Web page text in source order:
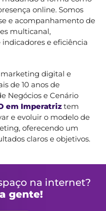
online. Somos
e acompanhamento de
multicanal,
e eficiência
marketing digital e
de 10 anos de
Negócios e Cenário
em Imperatriz tem
e evoluir o modelo de
oferecendo um
claros e objetivos.
na internet?
gente!